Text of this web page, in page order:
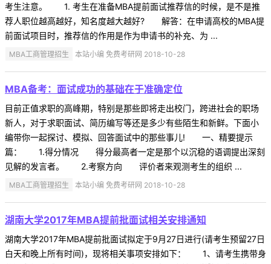
考生注意。 1. 考生在准备MBA提前面试推荐信的时候，是不是推
荐人职位越高越好，知名度越大越好? 解答：在申请高校的MBA提
前面试项目时，推荐信的作用是作为申请书的补充、为 ...
MBA工商管理招生 本站小编 免费考研网 2018-10-28
MBA备考：面试成功的基础在于准确定位
目前正值求职的高峰期，特别是那些即将走出校门，跨进社会的职场
新人，对于求职面试、简历编写等还是多少有些陌生和新鲜。下面小
编带你一起探讨、模拟、回答面试中的那些事儿! 一、精要提示
篇： 1.得分情况 得分最高者一定是那个以沉稳的语调提出深刻
见解的发言者。 2.考察方向 评价者来观测考生的组织 ...
MBA工商管理招生 本站小编 免费考研网 2018-10-28
湖南大学2017年MBA提前批面试相关安排通知
湖南大学2017年MBA提前批面试拟定于9月27日进行(请考生预留27日
白天和晚上所有时间)，现将相关事项安排如下： 1、请考生携带身